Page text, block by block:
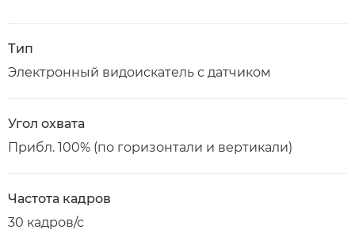
Тип
Электронный видоискатель с датчиком
Угол охвата
Прибл. 100% (по горизонтали и вертикали)
Частота кадров
30 кадров/с